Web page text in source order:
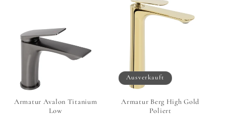
Armatur Avalon Titanium
Low
Ausverkauft
Armatur Berg High Gold
Poliert